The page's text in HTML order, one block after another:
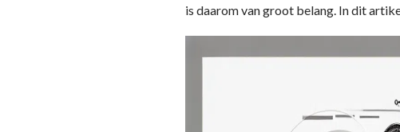
is daarom van groot belang. In dit